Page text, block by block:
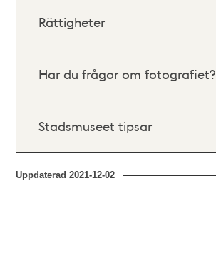
Rättigheter
Har du frågor om fotografiet?
Stadsmuseet tipsar
Uppdaterad2021-12-02